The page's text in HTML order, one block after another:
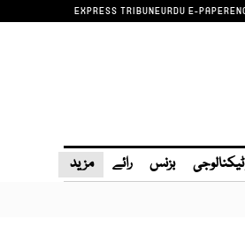
EXPRESS TRIBUNEURDU E-PAPER
بزنس رائے مزید